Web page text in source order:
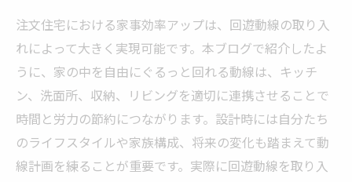
注文住宅における家事効率アップは、回遊動線の取り入
れによって大きく実現可能です。本ブログで紹介したよ
うに、家の中を自由にぐるっと回れる動線は、キッチ
ン、洗面所、収納、リビングを適切に連携させることで
時間と労力の節約につながります。設計時には自分たち
のライフスタイルや家族構成、将来の変化も踏まえて動
線計画を練ることが重要です。実際に回遊動線を取り入